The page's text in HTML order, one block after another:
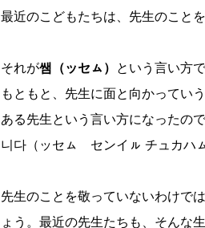
最近のこどもたちは、先生のこと
それが쌤（ッセㇺ）
という言い方
もともと、先生に面と向かってい
ある先生という言い方になったの
니다（ッセㇺ センイㇽ チュカハ
先生のことを敬っていないわけで
ょう。最近の先生たちも、そんな